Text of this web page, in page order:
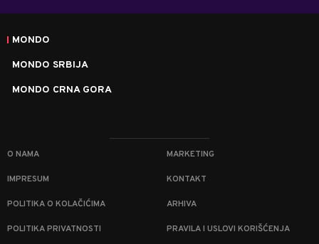
MONDO
MONDO SRBIJA
MONDO CRNA GORA
O NAMA MARKETING
IMPRESUM KONTAKT
POLITIKA O KOLAČIĆIMA ARHIVA
POLITIKA PRIVATNOSTI PRAVILA I USLOVI KORIŠĆENJA